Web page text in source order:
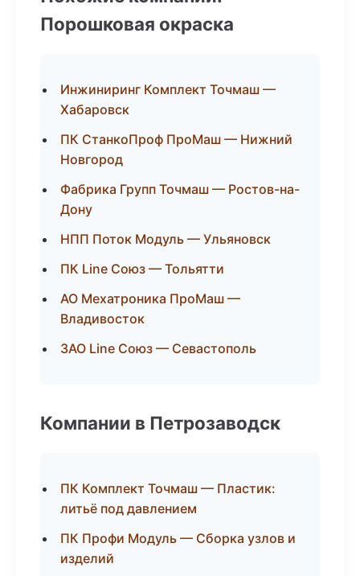
Порошковая окраска
Инжиниринг Комплект Точмаш —
Хабаровск
ПК СтанкоПроф ПроМаш — Нижний
Новгород
Фабрика Групп Точмаш — Ростов-на-
Дону
НПП Поток Модуль — Ульяновск
ПК Line Союз — Тольятти
АО Мехатроника ПроМаш —
Владивосток
ЗАО Line Союз — Севастополь
Компании в Петрозаводск
ПК Комплект Точмаш — Пластик:
литьё под давлением
ПК Профи Модуль — Сборка узлов и
изделий